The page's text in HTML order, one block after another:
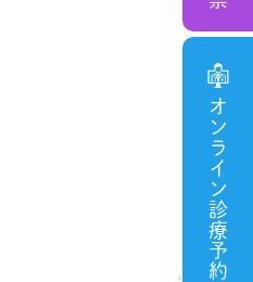
オンライン診療予約